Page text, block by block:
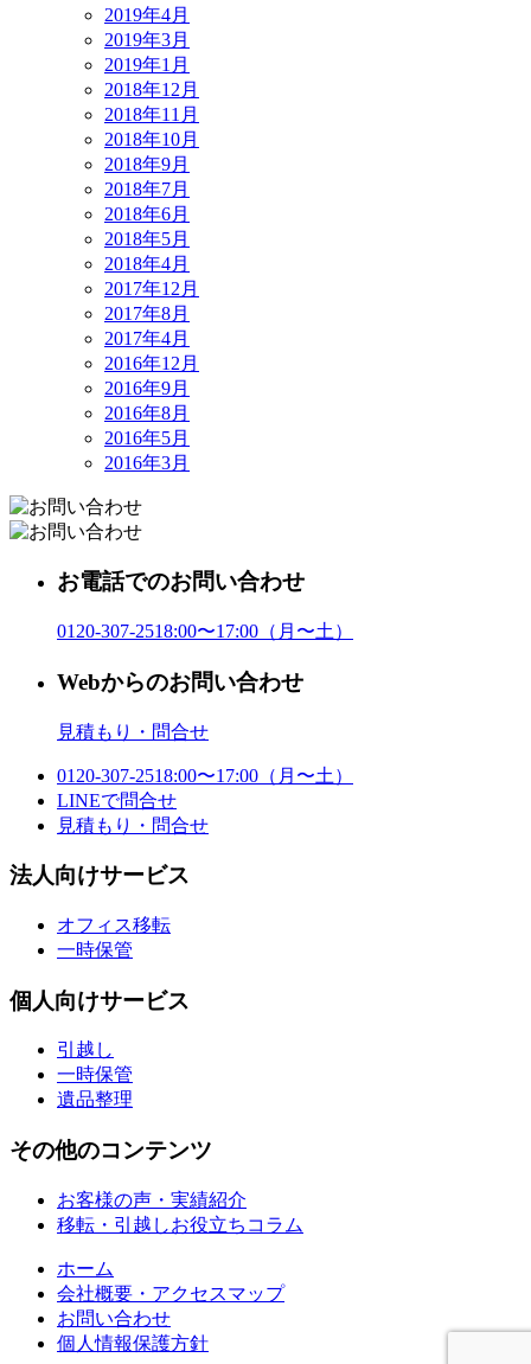
2019年4月
2019年3月
2019年1月
2018年12月
2018年11月
2018年10月
2018年9月
2018年7月
2018年6月
2018年5月
2018年4月
2017年12月
2017年8月
2017年4月
2016年12月
2016年9月
2016年8月
2016年5月
2016年3月
お電話でのお問い合わせ
0120-307-2518:00〜17:00（月〜土）
Webからのお問い合わせ
見積もり・問合せ
0120-307-2518:00〜17:00（月〜土）
LINEで問合せ
見積もり・問合せ
法人向けサービス
オフィス移転
一時保管
個人向けサービス
引越し
一時保管
遺品整理
その他のコンテンツ
お客様の声・実績紹介
移転・引越しお役立ちコラム
ホーム
会社概要・アクセスマップ
お問い合わせ
個人情報保護方針